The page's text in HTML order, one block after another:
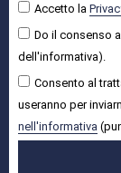
Accetto la
Do il consenso
dell'informativa).
Consento al
useranno per
nell'informativa